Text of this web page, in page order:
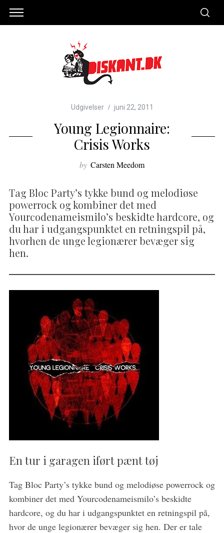
Udgivelser juni 22, 2011
Young Legionnaire:
Crisis Works
by Carsten Meedom
Tag Bloc Party’s tykke bund og melodiøse
powerrock og kombiner det med
Yourcodenameismilo’s beskidte hardcore, og
du har i udgangspunktet en retningspil på,
hvorhen de unge legionærer bevæger sig
hen.
En tur i garagen iført pænt tøj
Tag Bloc Party’s tykke bund og melodiøse powerrock og
kombiner det med Yourcodenameismilo’s beskidte
hardcore, og du har i udgangspunktet en retningspil på,
hvor de unge legionærer bevæger sig hen. Der er tale
S
e